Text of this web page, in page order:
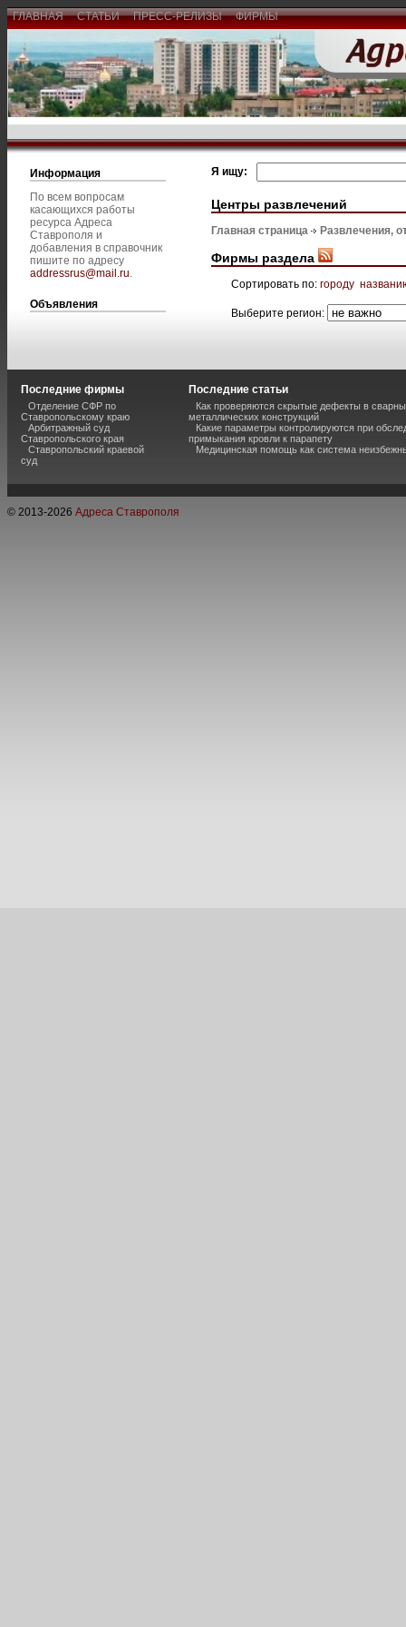
ГЛАВНАЯ СТАТЬИ ПРЕСС-РЕЛИЗЫ ФИРМЫ
Информация
По всем вопросам
касающихся работы
ресурса Адреса
Ставрополя и
добавления в справочник
пишите по адресу
addressrus@mail.ru.
Объявления
Я ищу:
Центры развлечений
Главная страница Развлечения,
Фирмы раздела
Сортировать по: городу
Выберите регион:
Последние фирмы
Отделение СФР по
Ставропольскому краю
Арбитражный суд
Ставропольского края
Ставропольский краевой
суд
Последние статьи
Как проверяются скрытые дефекты в
металлических конструкций
Какие параметры контролируются при
примыкания кровли к парапету
Медицинская помощь как система
© 2013-2026 Адреса Ставрополя